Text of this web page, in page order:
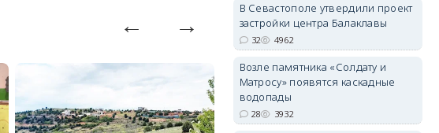
В Севастополе утвердили проект
застройки центра Балаклавы
32 4962
Возле памятника «Солдату и
Матросу» появятся каскадные
водопады
28 3932